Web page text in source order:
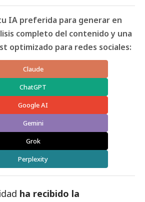
IA preferida para generar en
completo del contenido y una
optimizado para redes sociales:
Claude
ChatGPT
Google AI
Gemini
Grok
Perplexity
ha recibido la